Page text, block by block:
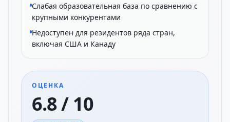
Слабая образовательная база по сравнению с
крупными конкурентами
Недоступен для резидентов ряда стран,
включая США и Канаду
ОЦЕНКА
6.8 / 10